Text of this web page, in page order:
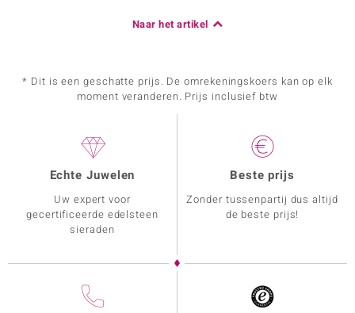
Naar het artikel
* Dit is een geschatte prijs. De omrekeningskoers kan op elk
moment veranderen. Prijs inclusief btw
Echte Juwelen
Uw expert voor
gecertificeerde edelsteen
sieraden
Beste prijs
Zonder tussenpartij dus altijd
de beste prijs!